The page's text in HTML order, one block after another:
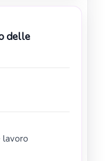
delle
lavoro